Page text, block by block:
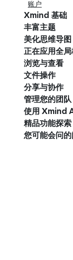
账户
Xmind 基础
丰富主题
美化思维导图
正在应用全
浏览与查看
文件操作
分享与协作
管理您的团队
使用 Xmind
精品功能探索
您可能会问